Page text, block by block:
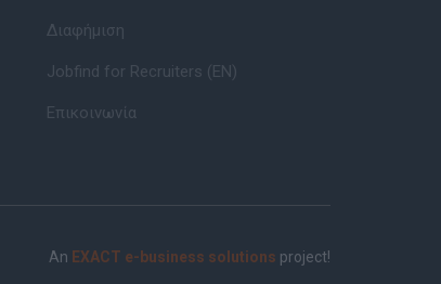
Διαφήμιση
Jobfind for Recruiters (EN)
Επικοινωνία
An EXACT e-business solutions project!